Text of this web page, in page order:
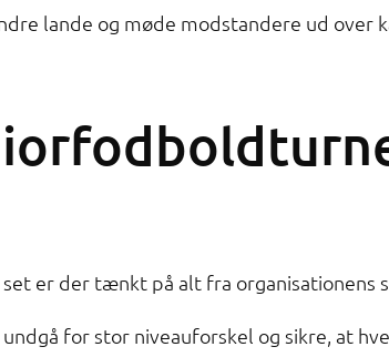
lande og møde modstandere ud over
er der tænkt på alt fra organisationens
undgå for stor niveauforskel og sikre, at